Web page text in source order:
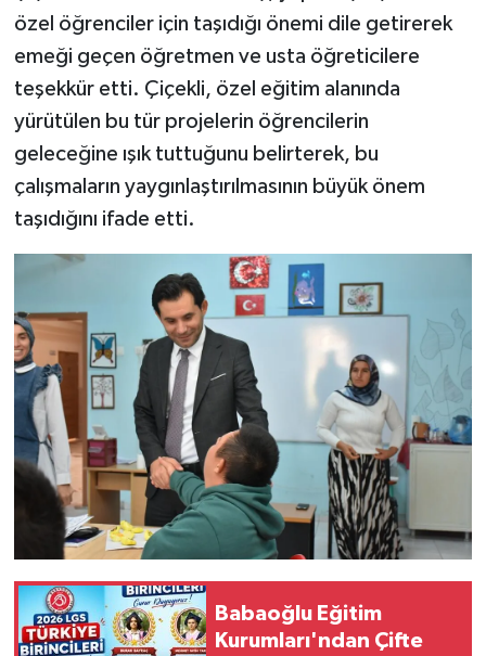
özel öğrenciler için taşıdığı önemi dile getirerek
emeği geçen öğretmen ve usta öğreticilere
teşekkür etti. Çiçekli, özel eğitim alanında
yürütülen bu tür projelerin öğrencilerin
geleceğine ışık tuttuğunu belirterek, bu
çalışmaların yaygınlaştırılmasının büyük önem
taşıdığını ifade etti.
Babaoğlu Eğitim
Kurumları'ndan Çifte